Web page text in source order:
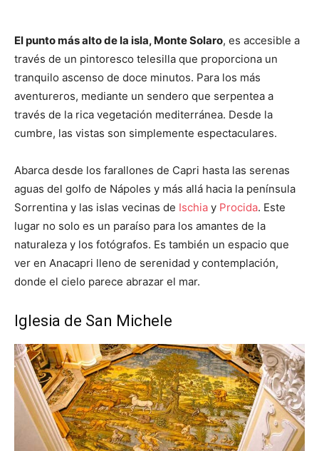
El punto más alto de la isla, Monte Solaro, es accesible a
través de un pintoresco telesilla que proporciona un
tranquilo ascenso de doce minutos. Para los más
aventureros, mediante un sendero que serpentea a
través de la rica vegetación mediterránea. Desde la
cumbre, las vistas son simplemente espectaculares.
Abarca desde los farallones de Capri hasta las serenas
aguas del golfo de Nápoles y más allá hacia la península
Sorrentina y las islas vecinas de Ischia y Procida. Este
lugar no solo es un paraíso para los amantes de la
naturaleza y los fotógrafos. Es también un espacio que
ver en Anacapri lleno de serenidad y contemplación,
donde el cielo parece abrazar el mar.
Iglesia de San Michele